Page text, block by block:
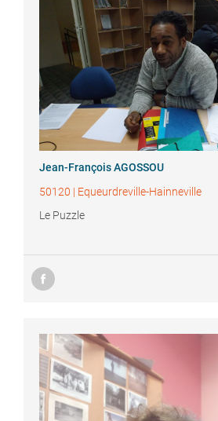
Jean-François AGOSSOU
50120 | Equeurdreville-Hainneville
Le Puzzle